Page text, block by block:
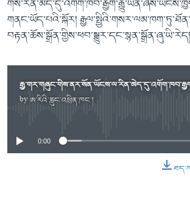
གཞོན་སྐྱེས་དང་ཤེས་ཡོན།
འཕྲོད་བསྟེན་དང་དོན་ལྡན་གྱི་མི་ཚེ།
སོ་ཡ་ལ། བོད་ཀྱི་གླུ་གཞས།
གནང་ཡོད་པའི་སྐོར།
byཨ་རིའི་རླུང་འཕྲིན་ཁང་།No media source currently
0:00